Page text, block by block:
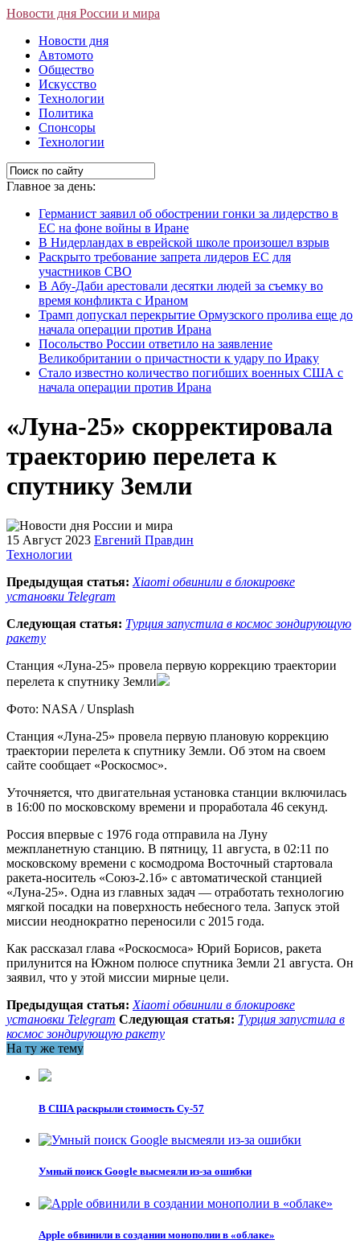
Новости дня России и мира
Новости дня
Автомото
Общество
Искусство
Технологии
Политика
Спонсоры
Технологии
Главное за день:
Германист заявил об обострении гонки за лидерство в
ЕС на фоне войны в Иране
В Нидерландах в еврейской школе произошел взрыв
Раскрыто требование запрета лидеров ЕС для
участников СВО
В Абу-Даби арестовали десятки людей за съемку во
время конфликта с Ираном
Трамп допускал перекрытие Ормузского пролива еще до
начала операции против Ирана
Посольство России ответило на заявление
Великобритании о причастности к удару по Ираку
Стало известно количество погибших военных США с
начала операции против Ирана
«Луна-25» скорректировала
траекторию перелета к
спутнику Земли
15 Август 2023 Евгений Правдин
Технологии
Предыдущая статья: Xiaomi обвинили в блокировке
установки Telegram
Следующая статья: Турция запустила в космос зондирующую
ракету
Станция «Луна-25» провела первую коррекцию траектории
перелета к спутнику Земли
Фото: NASA / Unsplash
Станция «Луна-25» провела первую плановую коррекцию
траектории перелета к спутнику Земли. Об этом на своем
сайте сообщает «Роскосмос».
Уточняется, что двигательная установка станции включилась
в 16:00 по московскому времени и проработала 46 секунд.
Россия впервые с 1976 года отправила на Луну
межпланетную станцию. В пятницу, 11 августа, в 02:11 по
московскому времени с космодрома Восточный стартовала
ракета-носитель «Союз-2.1б» с автоматической станцией
«Луна-25». Одна из главных задач — отработать технологию
мягкой посадки на поверхность небесного тела. Запуск этой
миссии неоднократно переносили с 2015 года.
Как рассказал глава «Роскосмоса» Юрий Борисов, ракета
прилунится на Южном полюсе спутника Земли 21 августа. Он
заявил, что у этой миссии мирные цели.
Предыдущая статья: Xiaomi обвинили в блокировке
установки Telegram Следующая статья: Турция запустила в
космос зондирующую ракету
На ту же тему
В США раскрыли стоимость Су-57
Умный поиск Google высмеяли из-за ошибки
Apple обвинили в создании монополии в «облаке»